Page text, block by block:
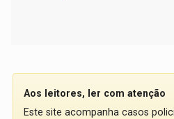
Aos leitores, ler com atenção
Este site acompanha casos